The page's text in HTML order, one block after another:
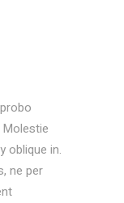
oblique in.
ne per